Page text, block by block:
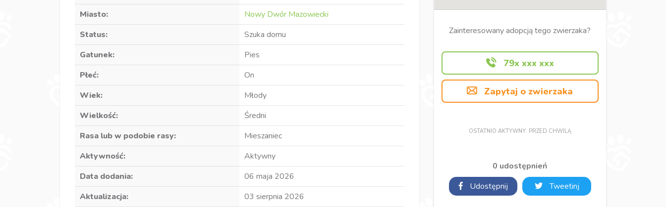
Miasto:
Nowy Dwór Mazowiecki
Status:
Szuka domu
Gatunek:
Pies
Płeć:
On
Wiek:
Młody
Wielkość:
Średni
Rasa lub w podobie rasy:
Mieszaniec
Aktywność:
Aktywny
Data dodania:
06 maja 2026
Aktualizacja:
03 sierpnia 2026
Zainteresowany adopcją tego zwierzaka?
79x xxx xxx
Zapytaj o zwierzaka
OSTATNIO AKTYWNY: PRZED CHWILĄ
0 udostępnień
Udostępnij
Tweetinj